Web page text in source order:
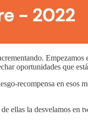
oportunidades que
recompensa en esos
ellas la desvelamos en